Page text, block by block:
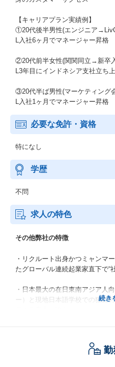
【キャリアプラン実績例】
①20代後半男性(エンジニア
L入社6ヶ月でマネージャー昇格
②20代前半女性(関関同立→新卒
L3年目にインドネシア支社立ち
③20代半ば男性(マーケティング
L入社1ヶ月でマネージャー昇格
必要な免許・資格
特になし
学歴
不問
求人の特色
その他弊社の特徴
・リクルート出身かつミャンマ
たグローバル連続起業家直下で“
・日本最大の在日東南アジア人
ー）と現地日本語学校での独自
ックオプションも視野にいれな
勤